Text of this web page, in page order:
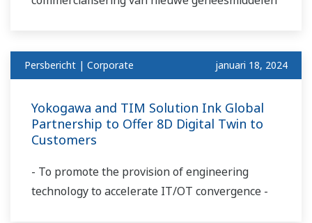
Persbericht | Corporate januari 18, 2024
Yokogawa and TIM Solution Ink Global
Partnership to Offer 8D Digital Twin to
Customers
- To promote the provision of engineering
technology to accelerate IT/OT convergence -